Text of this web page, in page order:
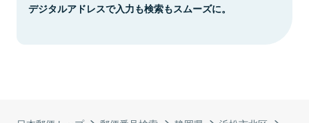
デジタルアドレスで入力も検索もスムーズに。